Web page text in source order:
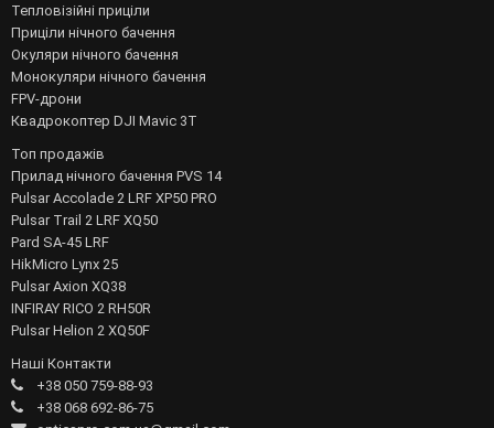
Тепловізійні приціли
Приціли нічного бачення
Окуляри нічного бачення
Монокуляри нічного бачення
FPV-дрони
Квадрокоптер DJI Mavic 3T
Топ продажів
Прилад нічного бачення PVS 14
Pulsar Accolade 2 LRF XP50 PRO
Pulsar Trail 2 LRF XQ50
Pard SA-45 LRF
HikMicro Lynx 25
Pulsar Axion XQ38
INFIRAY RICO 2 RH50R
Pulsar Helion 2 XQ50F
Наші Контакти
+38 050 759-88-93
+38 068 692-86-75